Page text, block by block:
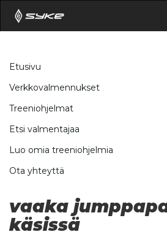
Etusivu
Verkkovalmennukset
Treeniohjelmat
Etsi valmentajaa
Luo omia treeniohjelmia
Ota yhteyttä
vaaka
käsissä